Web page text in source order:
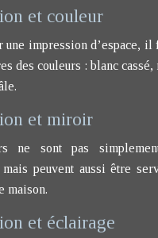
et couleur
une impression d’espace, il
des couleurs : blanc cassé,
et miroir
ne sont pas
mais peuvent aussi être
maison.
et éclairage